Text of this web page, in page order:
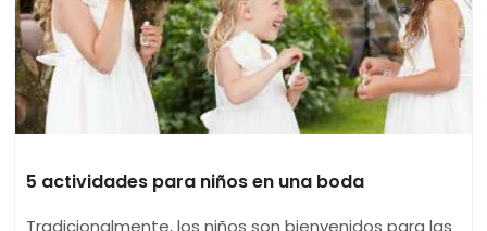
5 actividades para niños en una boda
Tradicionalmente, los niños son bienvenidos para las